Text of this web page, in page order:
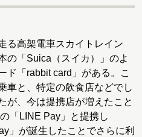
る高架電車スカイトレイン
の「Suica（スイカ）」のよ
ド「rabbit card」がある。こ
車と、特定の飲食店などでし
が、今は提携店が増えたこと
「LINE Pay」と提携し
」が誕生したことでさらに利